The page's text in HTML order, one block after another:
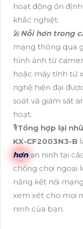
hoạt động ổn
khắc nghiệt.
🎤Nỗi hơn trong
mạng thông qua
hình ảnh từ
hoặc máy tính từ
nghệ hiện đại
soát và giám sát
hoạt.
🎙Tổng hợp lại
KX-CF2003N3-B
hơnan ninh tại
chống chọi ngoại
năng kết nối
xem xét cho mọi
ninh của bạn.